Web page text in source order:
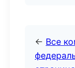
← Все